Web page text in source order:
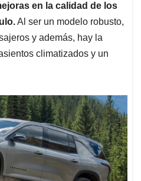
en la calidad de los
Al ser un modelo robusto,
y además, hay la
climatizados y un